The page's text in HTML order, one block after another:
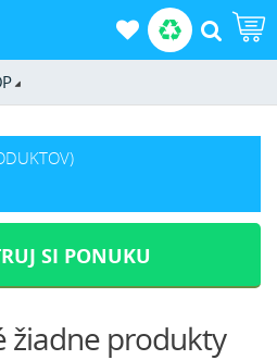
SI PONUKU
žiadne produkty